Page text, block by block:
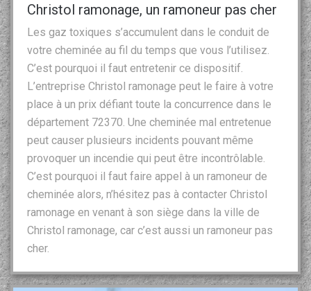
Christol ramonage, un ramoneur pas cher
Les gaz toxiques s’accumulent dans le conduit de
votre cheminée au fil du temps que vous l’utilisez.
C’est pourquoi il faut entretenir ce dispositif.
L’entreprise Christol ramonage peut le faire à votre
place à un prix défiant toute la concurrence dans le
département 72370. Une cheminée mal entretenue
peut causer plusieurs incidents pouvant même
provoquer un incendie qui peut être incontrôlable.
C’est pourquoi il faut faire appel à un ramoneur de
cheminée alors, n’hésitez pas à contacter Christol
ramonage en venant à son siège dans la ville de
Christol ramonage, car c’est aussi un ramoneur pas
cher.